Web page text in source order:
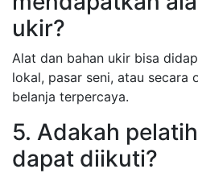
ukir?
Alat dan bahan ukir bisa
lokal, pasar seni, atau secara
belanja terpercaya.
5. Adakah
dapat diikuti?